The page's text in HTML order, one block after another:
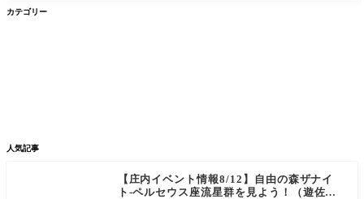
カテゴリー
人気記事
【庄内イベント情報8/12】自由の森ザナイ
ト-ペルセウス座流星群を見よう！（遊佐